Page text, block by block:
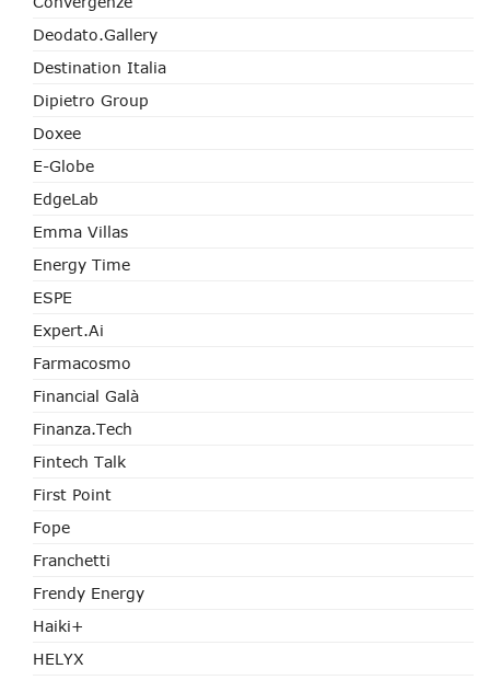
Deodato.Gallery
Destination Italia
Dipietro Group
Doxee
E-Globe
EdgeLab
Emma Villas
Energy Time
ESPE
Expert.ai
Farmacosmo
Financial Galà
Finanza.tech
Fintech Talk
First Point
Fope
Franchetti
Frendy Energy
Haiki+
HELYX